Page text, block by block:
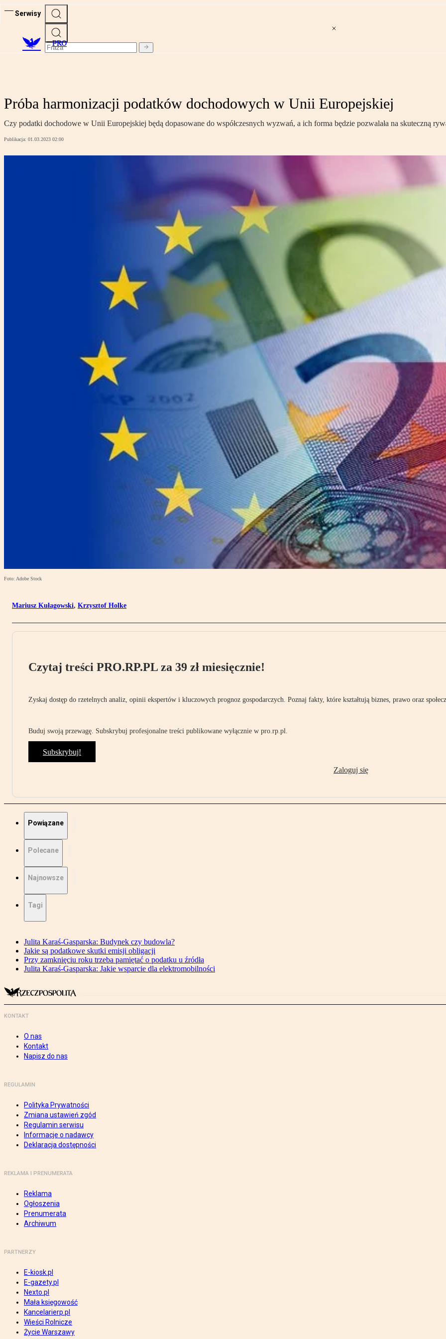
Serwisy
PRO
Próba harmonizacji podatków dochodowych w Unii Europejskiej
Czy podatki dochodowe w Unii Europejskiej będą dopasowane do współczesnych wyzwań, a ich forma będzie pozwalała na skuteczną
Publikacja: 01.03.2023 02:00
Foto: Adobe Stock
Mariusz Kułagowski, Krzysztof Holke
Czytaj treści PRO.RP.PL za 39 zł miesięcznie!
Zyskaj dostęp do rzetelnych analiz, opinii ekspertów i kluczowych prognoz gospodarczych. Poznaj fakty, które kształtują biznes, prawo oraz
Buduj swoją przewagę. Subskrybuj profesjonalne treści publikowane wyłącznie w pro.rp.pl.
Subskrybuj!
Zaloguj się
Powiązane
Polecane
Najnowsze
Tagi
Julita Karaś-Gasparska: Budynek czy budowla?
Jakie są podatkowe skutki emisji obligacji
Przy zamknięciu roku trzeba pamiętać o podatku u źródła
Julita Karaś-Gasparska: Jakie wsparcie dla elektromobilności
KONTAKT
O nas
Kontakt
Napisz do nas
REGULAMIN
Polityka Prywatności
Zmiana ustawień zgód
Regulamin serwisu
Informacje o nadawcy
Deklaracja dostępności
REKLAMA I PRENUMERATA
Reklama
Ogłoszenia
Prenumerata
Archiwum
PARTNERZY
E-kiosk.pl
E-gazety.pl
Nexto.pl
Mała księgowość
Kancelarierp.pl
Wieści Rolnicze
Życie Warszawy